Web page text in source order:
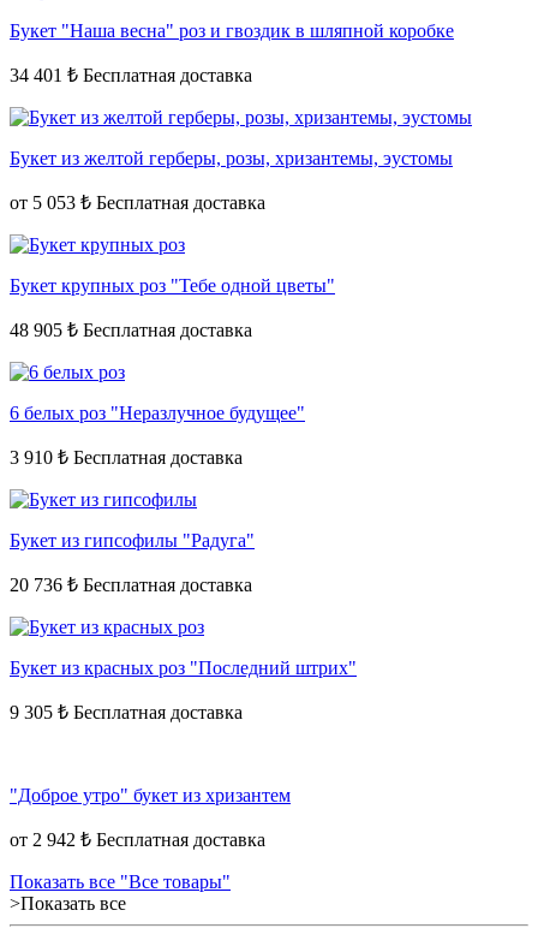
Букет "Наша весна" роз и гвоздик в шляпной коробке
34 401 ₺
Букет из желтой герберы, розы, хризантемы, эустомы
от 5 053 ₺
Букет крупных роз "Тебе одной цветы"
48 905 ₺
6 белых роз "Неразлучное будущее"
3 910 ₺
Букет из гипсофилы "Радуга"
20 736 ₺
Букет из красных роз "Последний штрих"
9 305 ₺
"Доброе утро" букет из хризантем
от 2 942 ₺
Показать все "Все товары"
>Показать все